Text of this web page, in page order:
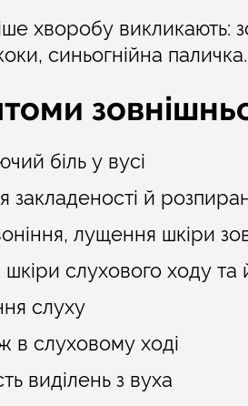
хворобу викликають:
синьогнійна паличка.
біль у вусі
закладеності й
лущення шкіри
слухового ходу та
слуху
в слуховому ході
виділень з вуха